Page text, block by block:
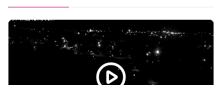
Powiat Wałecki Blisko Natury
Wielkopolska na Weekend
Informacje